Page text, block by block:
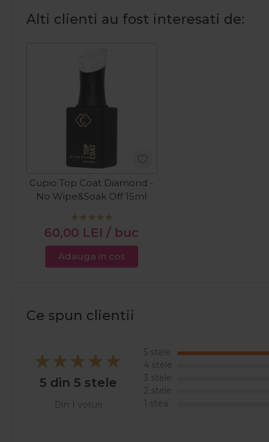
Alti clienti au fost interesati de:
Cupio Top Coat Diamond -
No Wipe&Soak Off 15ml
60,00 LEI / buc
Adauga in cos
Ce spun clientii
5 din 5 stele
Din 1 voturi
5 stele
4 stele
3 stele
2 stele
1 stea